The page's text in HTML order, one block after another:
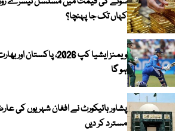
کہاں تک جا پہنچا؟
ویمنز ایشیا کپ 2026،
ہو گا
پشاور ہائیکورٹ نے افغان شہریوں کی
مسترد کر دیں